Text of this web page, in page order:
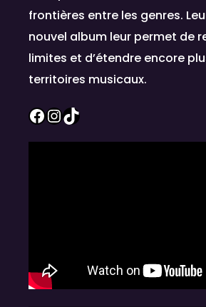
frontières entre les genres.
nouvel album leur permet de
limites et d’étendre encore
territoires musicaux.
Facebook
Instagram
TikTok